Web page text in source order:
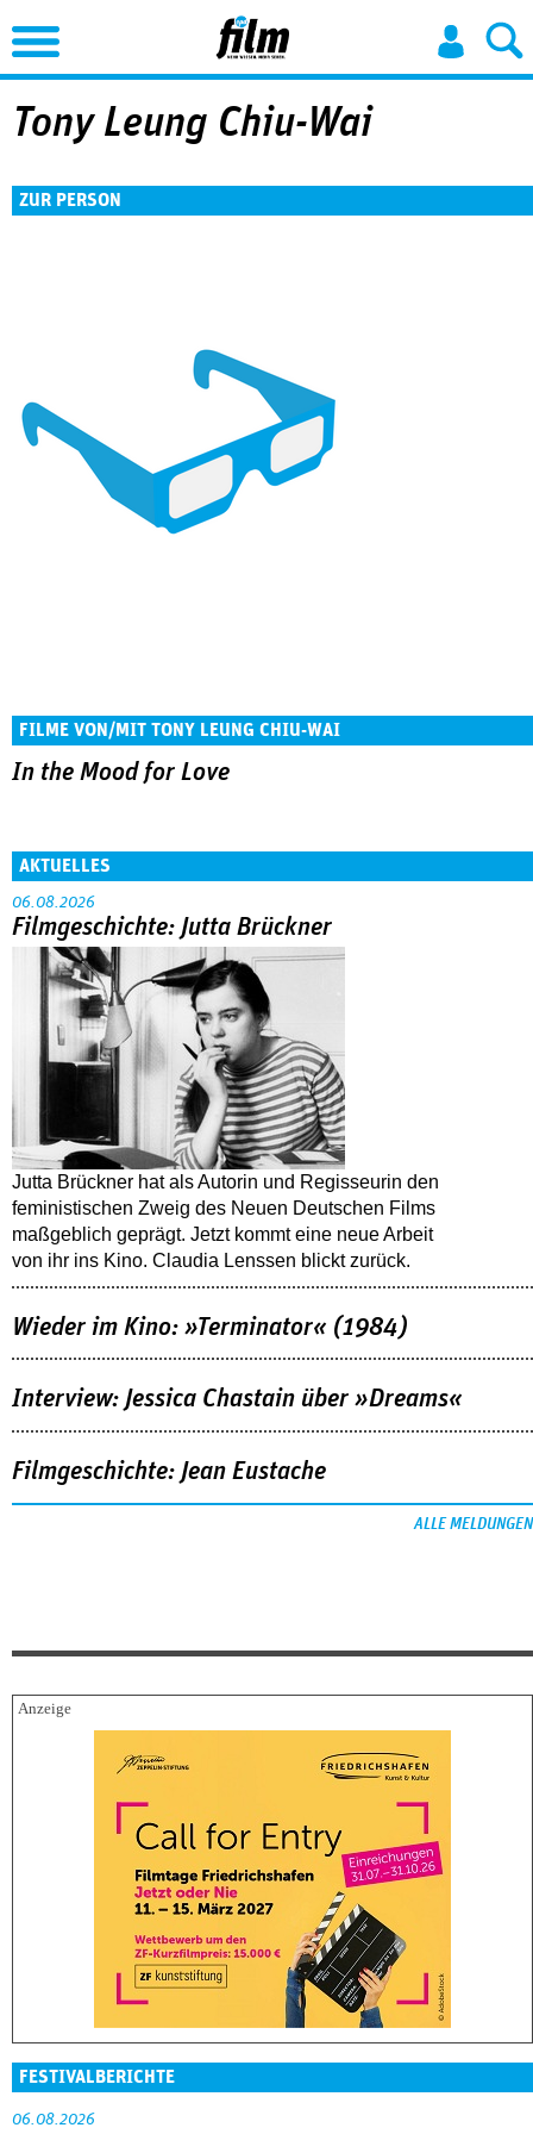
Jump to Navigation
Tony Leung Chiu-Wai
ZUR PERSON
FILME VON/MIT TONY LEUNG CHIU-WAI
In the Mood for Love
AKTUELLES
06.08.2026
Filmgeschichte: Jutta Brückner
Jutta Brückner hat als Autorin und Regisseurin den
feministischen Zweig des Neuen Deutschen Films
maßgeblich geprägt. Jetzt kommt eine neue Arbeit
von ihr ins Kino. Claudia Lenssen blickt zurück.
Wieder im Kino: »Terminator« (1984)
Interview: Jessica Chastain über »Dreams«
Filmgeschichte: Jean Eustache
ALLE MELDUNGEN
FESTIVALBERICHTE
06.08.2026